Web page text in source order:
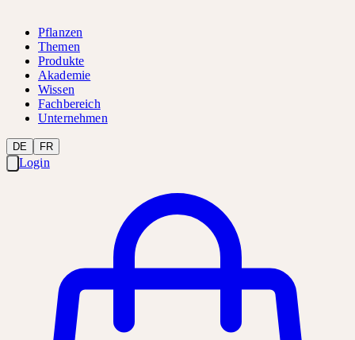
Pflanzen
Themen
Produkte
Akademie
Wissen
Fachbereich
Unternehmen
DE FR
Login